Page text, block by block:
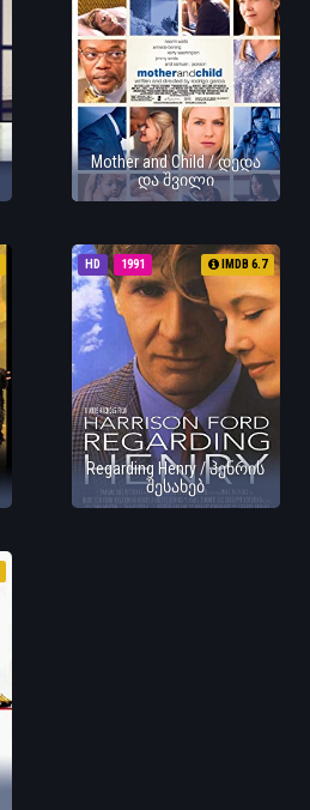
Mother and Child / დედა
და შვილი
HD 1991 IMDB 6.7
Regarding Henry / ჰენრის
შესახებ